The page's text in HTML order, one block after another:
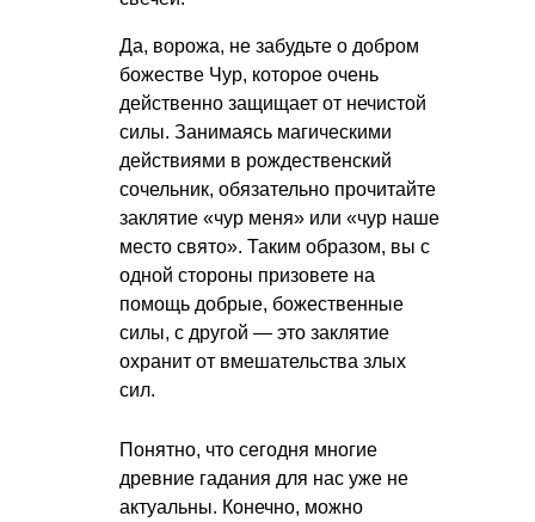
Да, ворожа, не забудьте о добром
божестве Чур, которое очень
действенно защищает от нечистой
силы. Занимаясь магическими
действиями в рождественский
сочельник, обязательно прочитайте
заклятие «чур меня» или «чур наше
место свято». Таким образом, вы с
одной стороны призовете на
помощь добрые, божественные
силы, с другой — это заклятие
охранит от вмешательства злых
сил.
Понятно, что сегодня многие
древние гадания для нас уже не
актуальны. Конечно, можно